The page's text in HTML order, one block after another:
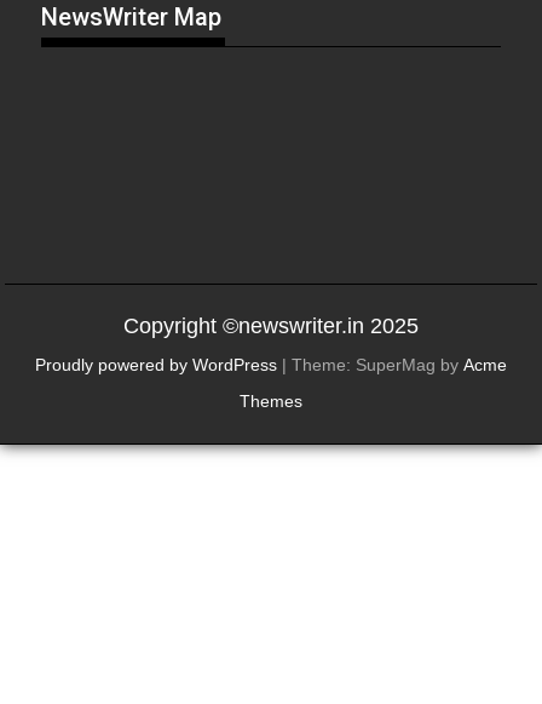
NewsWriter Map
Copyright ©newswriter.in 2025
Proudly powered by WordPress | Theme: SuperMag by Acme
Themes